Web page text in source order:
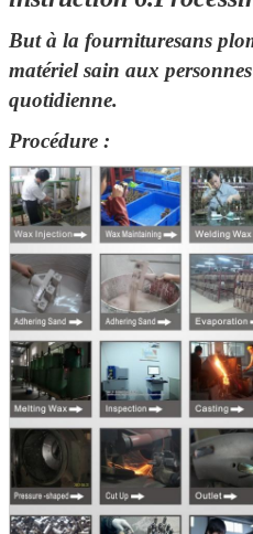
Nous
But à la fournituresans
matériel sain aux
quotidienne.
Procédure :